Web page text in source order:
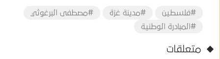
#فلسطين #مدينة غزة
#مصطفى البرغوثي
#المبادرة الوطنية
متعلقات